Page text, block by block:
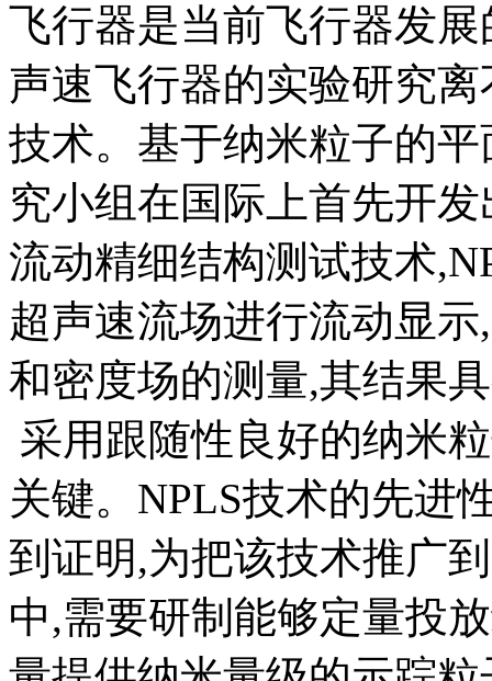
飞行器是当前飞行器发
声速飞行器的实验研究
技术。基于纳米粒子的
究小组在国际上首先开
流动精细结构测试技术
超声速流场进行流动显
和密度场的测量,其结
采用跟随性良好的纳米
关键。NPLS技术的先进
到证明,为把该技术推广
中,需要研制能够定量投